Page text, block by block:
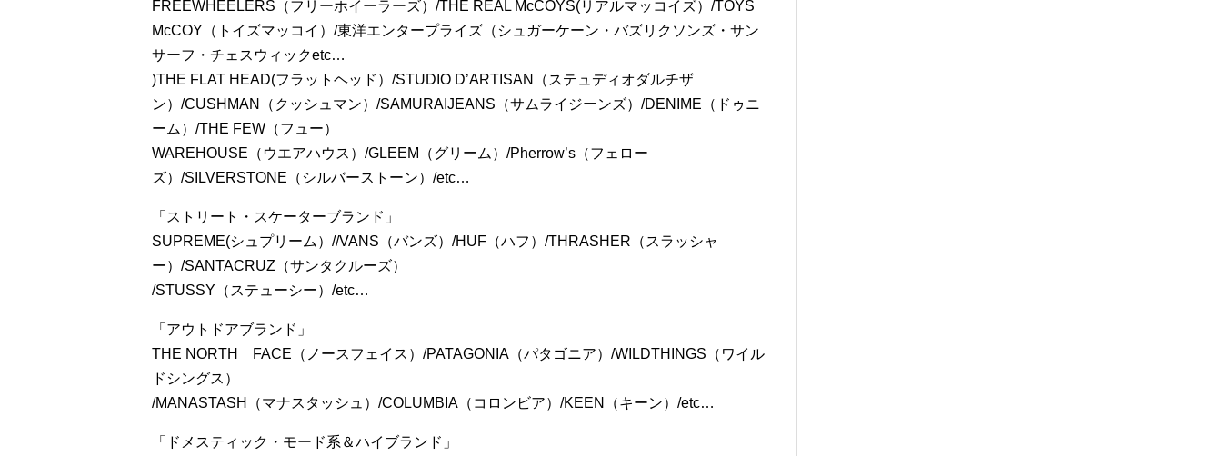
「アメカジレプリカブランド」
FREEWHEELERS（フリーホイーラーズ）/THE REAL McCOYS(リアルマッコイズ）/TOYS
McCOY（トイズマッコイ）/東洋エンタープライズ（シュガーケーン・バズリクソンズ・サン
サーフ・チェスウィックetc…
)THE FLAT HEAD(フラットヘッド）/STUDIO D’ARTISAN（ステュディオダルチザ
ン）/CUSHMAN（クッシュマン）/SAMURAIJEANS（サムライジーンズ）/DENIME（ドゥニ
ーム）/THE FEW（フュー）
ズ）/SILVERSTONE（シルバーストーン）/etc…
「ストリート・スケーターブランド」
SUPREME(シュプリーム）//VANS（バンズ）/HUF（ハフ）/THRASHER（スラッシャ
/STUSSY（ステューシー）/etc…
「アウトドアブランド」
THE NORTH FACE（ノースフェイス）/PATAGONIA（パタゴニア）/WILDTHINGS（ワイル
/MANASTASH（マナスタッシュ）/COLUMBIA（コロンビア）/KEEN（キーン）/etc…